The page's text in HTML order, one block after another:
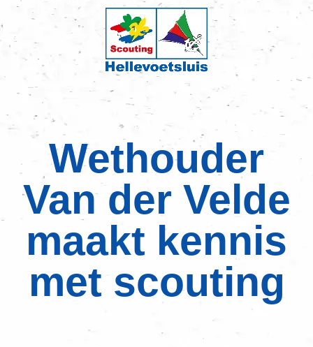
Wethouder
Van der Velde
maakt kennis
met scouting